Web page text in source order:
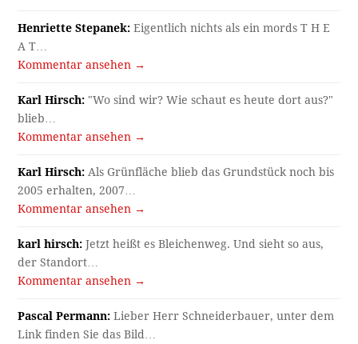
Henriette Stepanek: Eigentlich nichts als ein mords T H E
A T…
Kommentar ansehen →
Karl Hirsch: "Wo sind wir? Wie schaut es heute dort aus?"
blieb…
Kommentar ansehen →
Karl Hirsch: Als Grünfläche blieb das Grundstück noch bis
2005 erhalten, 2007…
Kommentar ansehen →
karl hirsch: Jetzt heißt es Bleichenweg. Und sieht so aus,
der Standort…
Kommentar ansehen →
Pascal Permann: Lieber Herr Schneiderbauer, unter dem
Link finden Sie das Bild…